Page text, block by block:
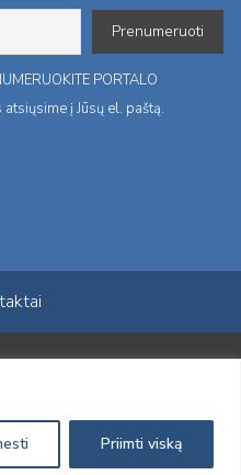
Priimti viską
PORTALO
į Jūsų el. paštą.
Solutions for Business